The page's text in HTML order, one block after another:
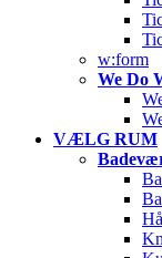
w:form
We Do
VÆLG RUM